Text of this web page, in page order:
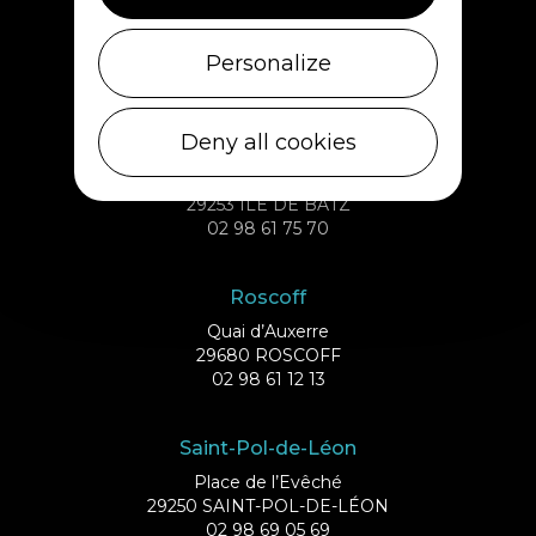
1 rue de Plouescat
29233 CLÉDER
02 98 69 43 01
Ile de Batz
Débarcadère
29253 ILE DE BATZ
02 98 61 75 70
Roscoff
Quai d’Auxerre
29680 ROSCOFF
02 98 61 12 13
Saint-Pol-de-Léon
Place de l’Evêché
29250 SAINT-POL-DE-LÉON
02 98 69 05 69
Personalize
Deny all cookies